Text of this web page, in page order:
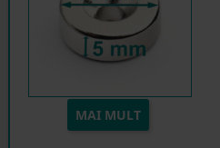
MAI MULT